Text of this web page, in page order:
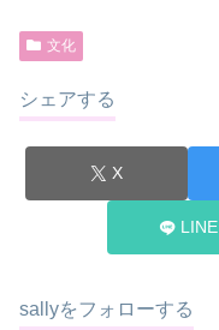
文化
シェアする
X
LINE
sallyをフォローする